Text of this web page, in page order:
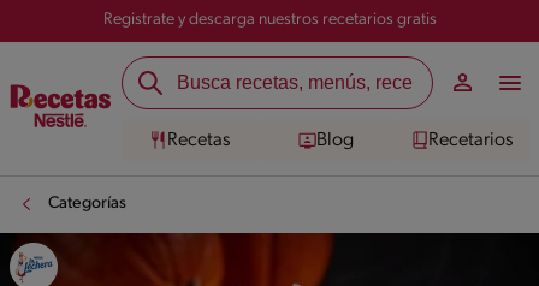
Registrate y descarga nuestros recetarios gratis
Recetas Blog Recetarios
Categorías